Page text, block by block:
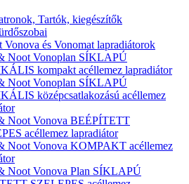
Tartók, kiegészítők
és Vonomat lapradiátorok
Noot Vonoplan SÍKLAPÚ
kompakt acéllemez lapradiátor
Noot Vonoplan SÍKLAPÚ
középcsatlakozású acéllemez
Noot Vonova BEÉPÍTETT
acéllemez lapradiátor
Noot Vonova KOMPAKT acéllemez
Noot Vonova Plan SÍKLAPÚ